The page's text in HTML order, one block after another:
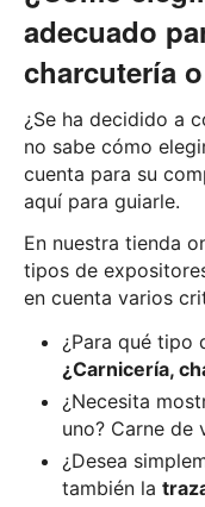
adecuado
charcutería
¿Se ha decidido a
no sabe cómo
cuenta para su
aquí para guiarle.
En nuestra tienda
tipos de
en cuenta varios
¿Para qué tipo
¿Carnicería,
¿Necesita
uno? Carne de
¿Desea
también la